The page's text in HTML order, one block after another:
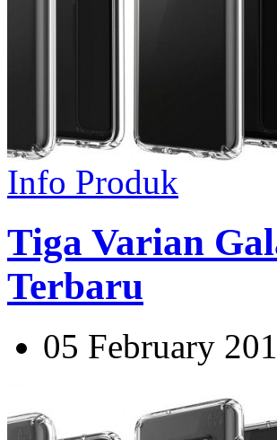
Info Produk
Tiga Varian
Terbaru
05 February